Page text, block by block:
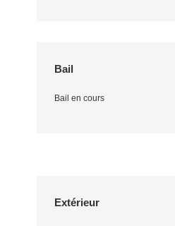
Bail
Bail en cours
Extérieur